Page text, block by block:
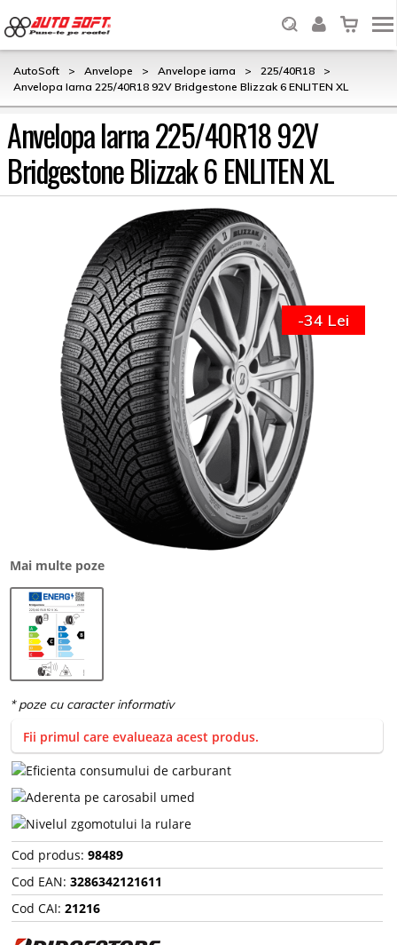
AutoSoft > Anvelope > Anvelope iarna > 225/40R18
>
Anvelopa Iarna 225/40R18 92V Bridgestone Blizzak 6 ENLITEN XL
Anvelopa Iarna 225/40R18 92V
Bridgestone Blizzak 6 ENLITEN XL
Mai multe poze
-34 Lei
Fii primul care evalueaza acest produs.
Cod produs: 98489
Cod EAN: 3286342121611
Cod CAI: 21216